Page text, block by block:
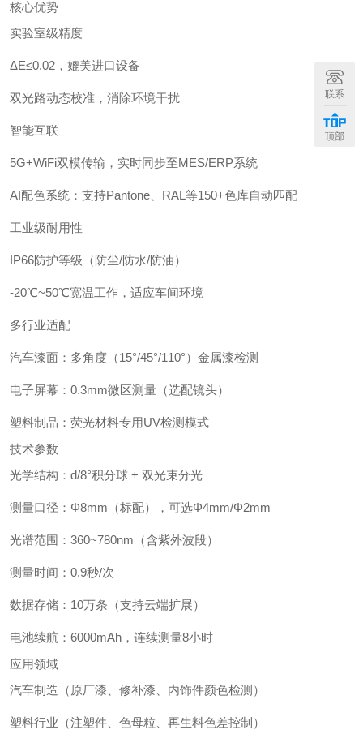
核心优势
实验室级精度
ΔE≤0.02，媲美进口设备
双光路动态校准，消除环境干扰
智能互联
5G+WiFi双模传输，实时同步至MES/ERP系统
AI配色系统：支持Pantone、RAL等150+色库自动匹配
工业级耐用性
IP66防护等级（防尘/防水/防油）
-20℃~50℃宽温工作，适应车间环境
多行业适配
汽车漆面：多角度（15°/45°/110°）金属漆检测
电子屏幕：0.3mm微区测量（选配镜头）
塑料制品：荧光材料专用UV检测模式
技术参数
光学结构：d/8°积分球 + 双光束分光
测量口径：Φ8mm（标配），可选Φ4mm/Φ2mm
光谱范围：360~780nm（含紫外波段）
测量时间：0.9秒/次
数据存储：10万条（支持云端扩展）
电池续航：6000mAh，连续测量8小时
应用领域
汽车制造（原厂漆、修补漆、内饰件颜色检测）
塑料行业（注塑件、色母粒、再生料色差控制）
联系
顶部